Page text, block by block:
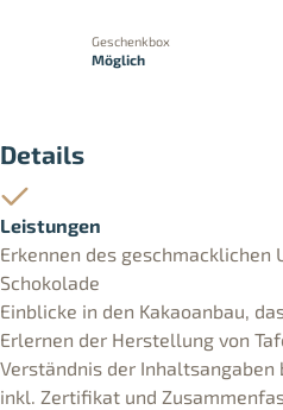
Geschenkbox
Möglich
Details
Leistungen
Erkennen des
Schokolade
Einblicke in den Kakaoanbau,
Erlernen der Herstellung von
Verständnis der Inhaltsangaben
inkl. Zertifikat und